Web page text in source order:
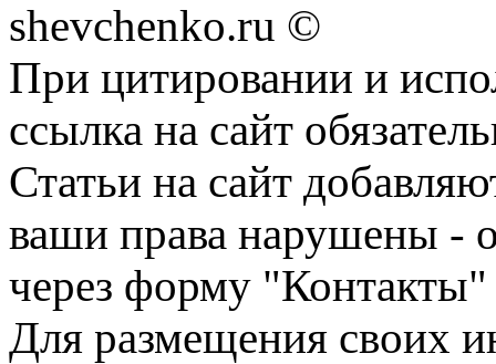
shevchenko.ru ©
При цитировании и
ссылка на сайт
Статьи на сайт
ваши права нарушены -
через форму "Контакты"
Для размещения своих